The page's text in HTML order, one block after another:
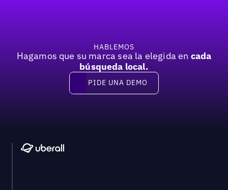
HABLEMOS
Hagamos que su marca sea la elegida en cada
búsqueda local.
Pide una demo
PIDE UNA DEMO